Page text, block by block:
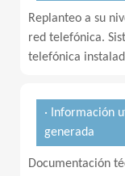
Replanteo a su
red telefónica.
telefónica
· Información
generada
Documentación